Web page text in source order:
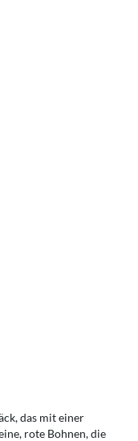
das mit einer
rote Bohnen, die